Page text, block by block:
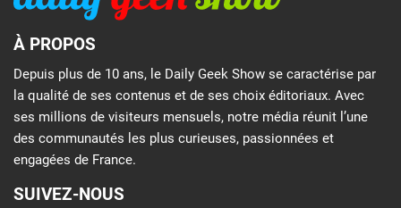
À PROPOS
Depuis plus de 10 ans, le Daily Geek Show se caractérise par
la qualité de ses contenus et de ses choix éditoriaux. Avec
ses millions de visiteurs mensuels, notre média réunit l’une
des communautés les plus curieuses, passionnées et
engagées de France.
SUIVEZ-NOUS